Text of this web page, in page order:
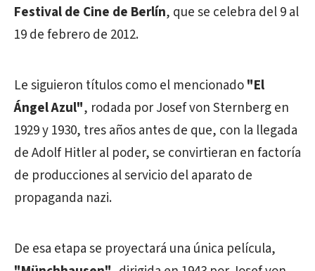
Festival de Cine de Berlín, que se celebra del 9 al
19 de febrero de 2012.
Le siguieron títulos como el mencionado"El
Ángel Azul", rodada por Josef von Sternberg en
1929 y 1930, tres años antes de que, con la llegada
de Adolf Hitler al poder, se convirtieran en factoría
de producciones al servicio del aparato de
propaganda nazi.
De esa etapa se proyectará una única película,